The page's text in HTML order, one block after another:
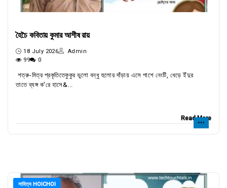
হৈচৈ কবিতায় কুমার আশীষ রায়
18 July 2026
Admin
99
0
শত্রু-মিত্র প্রকৃতিতেকুকুর ভুলো বন্ধু হুলোর দাঁড়ায় এসে পাশে নেংটি, ধেড়ে ইঁদুর
তাতে ব্যঙ্গ ক'রে হাসে&...
Read More
সাহিত্য HOICHOI